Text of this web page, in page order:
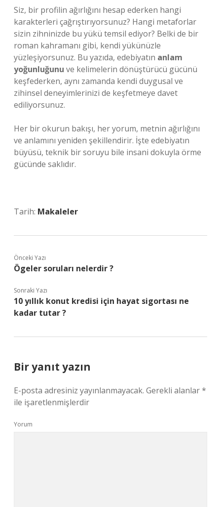
Siz, bir profilin ağırlığını hesap ederken hangi
karakterleri çağrıştırıyorsunuz? Hangi metaforlar
sizin zihninizde bu yükü temsil ediyor? Belki de bir
roman kahramanı gibi, kendi yükünüzle
yüzleşiyorsunuz. Bu yazıda, edebiyatın anlam
yoğunluğunu ve kelimelerin dönüştürücü gücünü
keşfederken, aynı zamanda kendi duygusal ve
zihinsel deneyimlerinizi de keşfetmeye davet
ediliyorsunuz.
Her bir okurun bakışı, her yorum, metnin ağırlığını
ve anlamını yeniden şekillendirir. İşte edebiyatın
büyüsü, teknik bir soruyu bile insani dokuyla örme
gücünde saklıdır.
Tarih: Makaleler
Önceki Yazı
Ögeler soruları nelerdir ?
Sonraki Yazı
10 yıllık konut kredisi için hayat sigortası ne
kadar tutar ?
Bir yanıt yazın
E-posta adresiniz yayınlanmayacak. Gerekli alanlar*
ile işaretlenmişlerdir
Yorum